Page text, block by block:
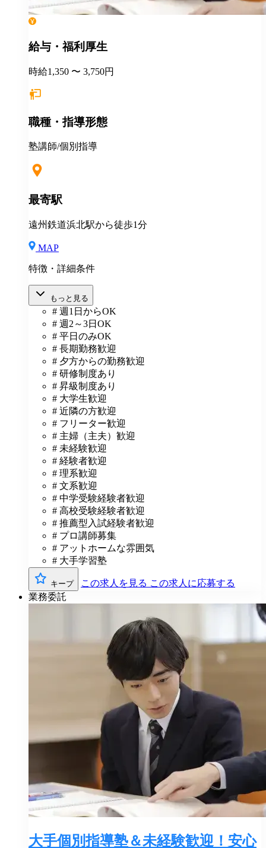
給与・福利厚生
時給1,350 〜 3,750円
職種・指導形態
塾講師/個別指導
最寄駅
遠州鉄道浜北駅から徒歩1分
MAP
特徴・詳細条件
もっと見る
# 週1日からOK
# 週2～3日OK
# 平日のみOK
# 長期勤務歓迎
# 夕方からの勤務歓迎
# 研修制度あり
# 昇級制度あり
# 大学生歓迎
# 近隣の方歓迎
# フリーター歓迎
# 主婦（主夫）歓迎
# 未経験歓迎
# 経験者歓迎
# 理系歓迎
# 文系歓迎
# 中学受験経験者歓迎
# 高校受験経験者歓迎
# 推薦型入試経験者歓迎
# プロ講師募集
# アットホームな雰囲気
# 大手学習塾
キープ この求人を見る この求人に応募する
業務委託
大手個別指導塾＆未経験歓迎！安心